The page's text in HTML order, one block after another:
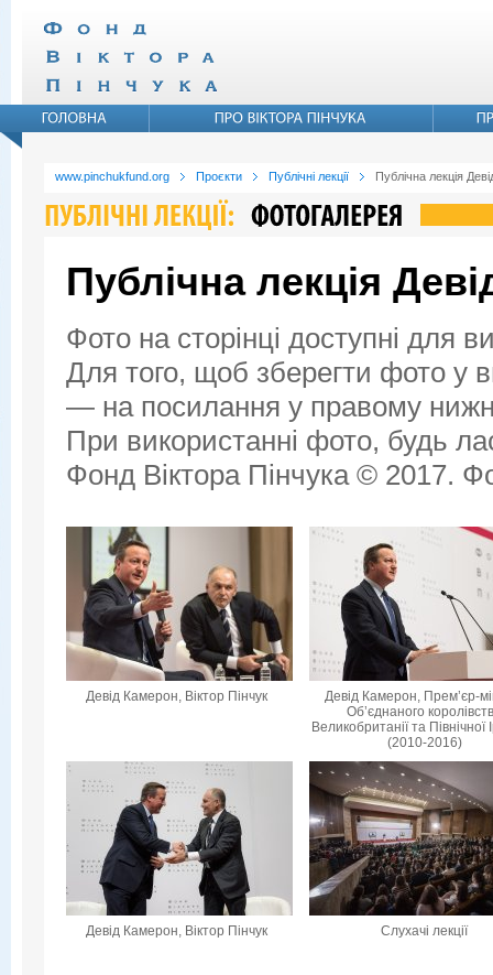
www.pinchukfund.org Проєкти Публічні лекції Публічна лекція
Публічна лекція
Фото на сторінці доступні для
Для того, щоб зберегти фото у
— на посилання у правому
При використанні фото, будь
Фонд Віктора Пінчука © 2017.
Девід Камерон, Віктор Пінчук
Девід Камерон, Прем’єр-
Об’єднаного
Великобританії та Північної
(2010-2016)
Девід Камерон, Віктор Пінчук Слухачі лекції